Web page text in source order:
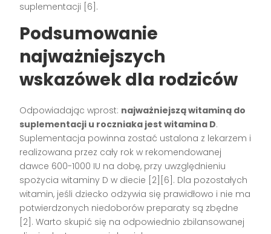
suplementacji [6] .
Podsumowanie
najważniejszych
wskazówek dla rodziców
Odpowiadając wprost: najważniejszą witaminą do
suplementacji u roczniaka jest witamina D.
Suplementacja powinna zostać ustalona z lekarzem i
realizowana przez cały rok w rekomendowanej
dawce 600-1000 IU na dobę, przy uwzględnieniu
spożycia witaminy D w diecie [2][6] . Dla pozostałych
witamin, jeśli dziecko odżywia się prawidłowo i nie ma
potwierdzonych niedoborów preparaty są zbędne
[2] . Warto skupić się na odpowiednio zbilansowanej